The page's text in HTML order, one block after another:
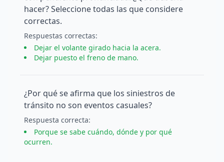
hacer? Seleccione todas las que considere
correctas.
Respuestas correctas:
Dejar el volante girado hacia la acera.
Dejar puesto el freno de mano.
¿Por qué se afirma que los siniestros de
tránsito no son eventos casuales?
Respuesta correcta:
Porque se sabe cuándo, dónde y por qué
ocurren.